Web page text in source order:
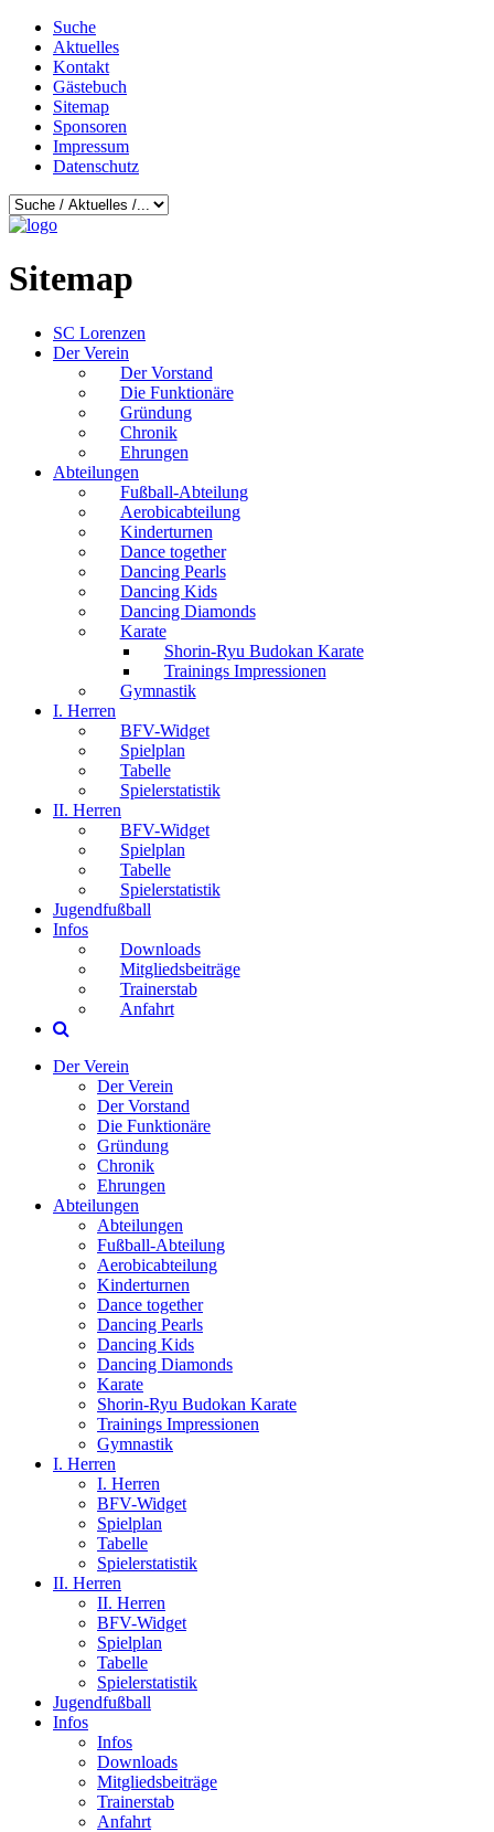
Suche
Aktuelles
Kontakt
Gästebuch
Sitemap
Sponsoren
Impressum
Datenschutz
Sitemap
SC Lorenzen
Der Verein
Der Vorstand
Die Funktionäre
Gründung
Chronik
Ehrungen
Abteilungen
Fußball-Abteilung
Aerobicabteilung
Kinderturnen
Dance together
Dancing Pearls
Dancing Kids
Dancing Diamonds
Karate
Shorin-Ryu Budokan Karate
Trainings Impressionen
Gymnastik
I. Herren
BFV-Widget
Spielplan
Tabelle
Spielerstatistik
II. Herren
BFV-Widget
Spielplan
Tabelle
Spielerstatistik
Jugendfußball
Infos
Downloads
Mitgliedsbeiträge
Trainerstab
Anfahrt
Der Verein
Der Verein
Der Vorstand
Die Funktionäre
Gründung
Chronik
Ehrungen
Abteilungen
Abteilungen
Fußball-Abteilung
Aerobicabteilung
Kinderturnen
Dance together
Dancing Pearls
Dancing Kids
Dancing Diamonds
Karate
Shorin-Ryu Budokan Karate
Trainings Impressionen
Gymnastik
I. Herren
I. Herren
BFV-Widget
Spielplan
Tabelle
Spielerstatistik
II. Herren
II. Herren
BFV-Widget
Spielplan
Tabelle
Spielerstatistik
Jugendfußball
Infos
Infos
Downloads
Mitgliedsbeiträge
Trainerstab
Anfahrt